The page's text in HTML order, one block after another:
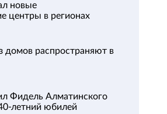
новые
центры в регионах
домов распространяют в
Фидель Алматинского
летний юбилей